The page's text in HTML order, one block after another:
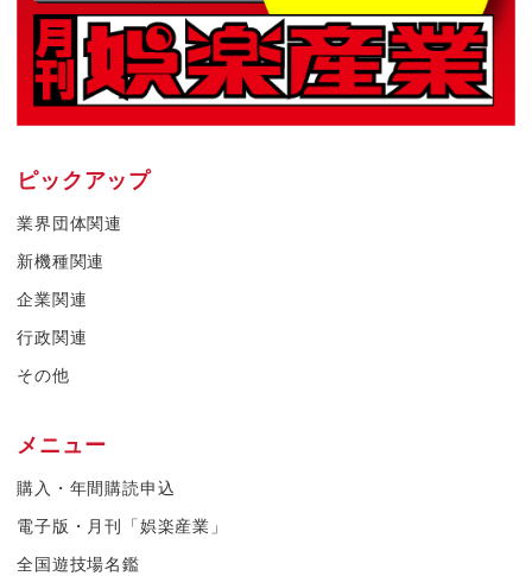
ピックアップ
業界団体関連
新機種関連
企業関連
行政関連
その他
メニュー
購入・年間購読申込
電子版・月刊「娯楽産業」
全国遊技場名鑑